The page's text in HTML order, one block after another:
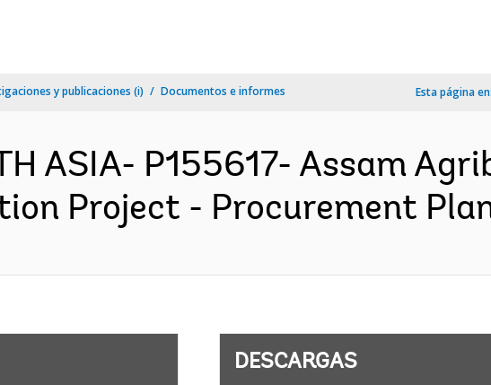
y publicaciones (i) Documentos e informes Esta página en:
ASIA- P155617- Assam
Project - Procurement
DESCARGAS